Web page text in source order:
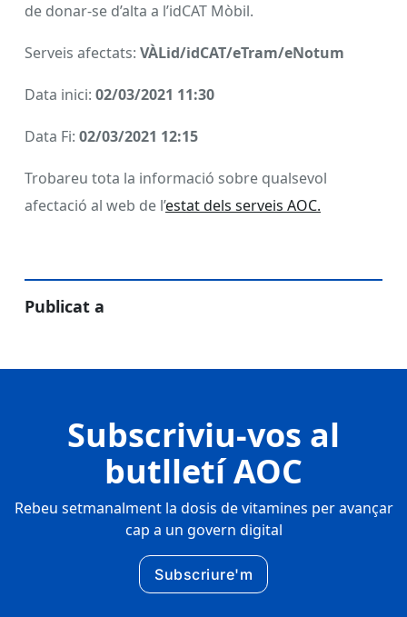
de donar-se d’alta a l’idCAT Mòbil.
Serveis afectats: VÀLid/idCAT/eTram/eNotum
Data inici: 02/03/2021 11:30
Data Fi: 02/03/2021 12:15
Trobareu tota la informació sobre qualsevol
afectació al web de l’estat dels serveis AOC.
Publicat a
Subscriviu-vos al
butlletí AOC
Rebeu setmanalment la dosis de vitamines per avançar
cap a un govern digital
Subscriure'm